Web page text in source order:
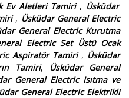
Ev Aletleri Tamiri , Üsküdar
, Üsküdar General Electric
General Electric Kurutma
Electric Set Üstü Ocak
Aspiratör Tamiri , Üsküdar
Tamiri, Üsküdar General
General Electric Isıtma ve
General Electric Elektrikli